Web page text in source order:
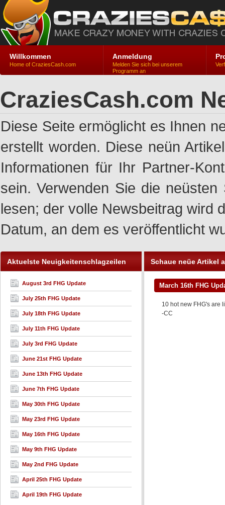
Willkommen
Home of CraziesCash.com
Anmeldung
Melden Sie sich bei unserem
Programm an
CraziesCash.com
Diese Seite ermöglicht es Ihnen
erstellt worden. Diese neün
Informationen für Ihr Partner-
sein. Verwenden Sie die
lesen; der volle Newsbeitrag wird
Datum, an dem es veröffentlicht
Aktuelste Neuigkeitenschlagzeilen
August 3rd FHG Update
July 25th FHG Update
July 18th FHG Update
July 11th FHG Update
July 3rd FHG Update
June 21st FHG Update
June 13th FHG Update
June 7th FHG Update
May 30th FHG Update
May 23rd FHG Update
May 16th FHG Update
May 9th FHG Update
May 2nd FHG Update
April 25th FHG Update
April 19th FHG Update
Schaue neüe Artikel
March 16th FHG
10 hot new FHG's are
-CC